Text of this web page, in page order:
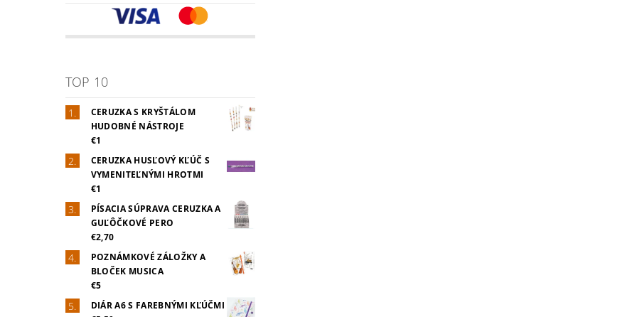
TOP 10
CERUZKA S KRYŠTÁLOM
HUDOBNÉ NÁSTROJE
€1
CERUZKA HUSĽOVÝ KĽÚČ S
VYMENITEĽNÝMI HROTMI
€1
PÍSACIA SÚPRAVA CERUZKA A
GUĽÔČKOVÉ PERO
€2,70
POZNÁMKOVÉ ZÁLOŽKY A
BLOČEK MUSICA
€5
DIÁR A6 S FAREBNÝMI KĽÚČMI